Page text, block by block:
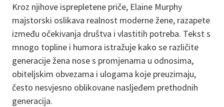
Kroz njihove isprepletene priče, Elaine Murphy
majstorski oslikava realnost moderne žene, razapete
između očekivanja društva i vlastitih potreba. Tekst s
mnogo topline i humora istražuje kako se različite
generacije žena nose s promjenama u odnosima,
obiteljskim obvezama i ulogama koje preuzimaju,
često nesvjesno oblikovane nasljeđem prethodnih
generacija.